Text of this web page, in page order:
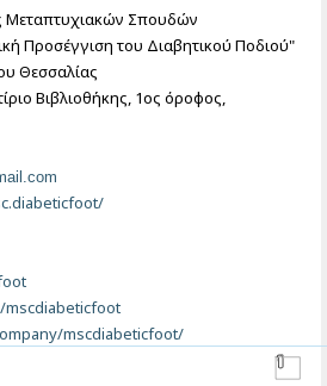
Μεταπτυχιακών Σπουδών
Προσέγγιση του Διαβητικού Ποδιού"
Θεσσαλίας
Βιβλιοθήκης, 1ος όροφος,
mscdiabeticfoot
mscdiabeticfoot/